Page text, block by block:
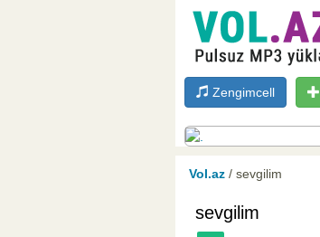
Zengimcell
Vol.az / sevgilim
sevgilim